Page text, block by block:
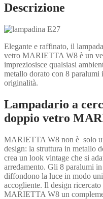
Descrizione
Elegante e raffinato, il
vetro MARIETTA W8 è un
impreziosisce qualsiasi
metallo dorato con 8 paralumi
originalità.
Lampadario a
doppio vetro
MARIETTA W8 non è solo
design: la struttura in metallo
crea un look vintage che si
arredamento. Gli 8 paralumi
diffondono la luce in modo
accogliente. Il design
MARIETTA W8 un